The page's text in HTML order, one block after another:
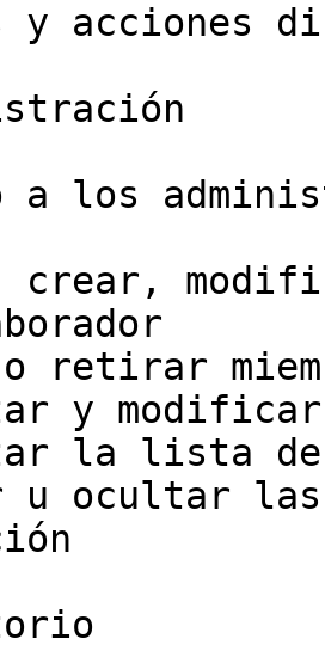
y acciones
a los
crear,
retirar
y
la lista
u ocultar